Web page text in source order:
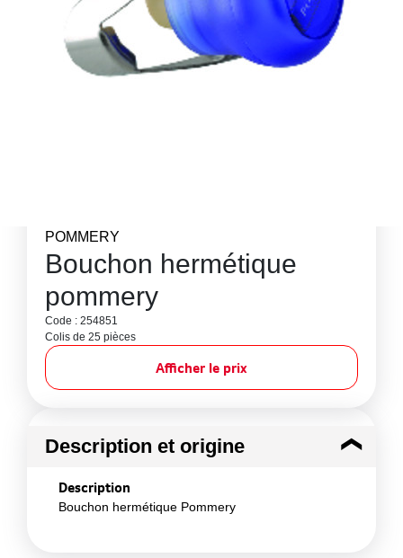
POMMERY
Bouchon hermétique
pommery
Code : 254851
Colis de 25 pièces
Afficher le prix
Description et origine
Description
Bouchon hermétique Pommery